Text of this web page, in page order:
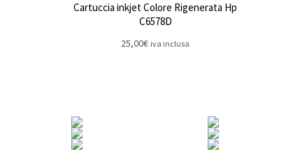
Cartuccia inkjet Colore Rigenerata Hp
C6578D
25,00€ iva inclusa